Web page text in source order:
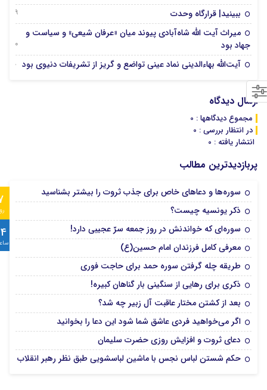
ببینید| قرارگاه وحدت 29 جولای 2026
میراث آیت الله شاه‌آبادی پیوند میان «عرفان شیعی» و سیاست و
جهاد بود
20 جولای 2026
آیت‌الله بهاءالدینی نماد عینی تواضع و گریز از تشریفات دنیوی بود 19 جولای 2026
ارسال دیدگاه
مجموع دیدگاهها : 0
در انتظار بررسی : 0
انتشار یافته : 0
پربازدیدترین مطالب
سوره‌ها و دعاهای خاص برای جذب ثروت را بیشتر بشناسید
ذکر یونسیه چیست؟
سوره‌ای که خواندنش در روز جمعه سرّ عجیبی دارد!
معرفی کامل فرزندان امام حسین(ع)
طریقه چله گرفتن سوره حمد برای حاجت فوری
ذکری برای رهایی از سنگینی بار گناهان کبیره!
بعد از کشتن مختار عاقبت آل زبیر چه شد؟
اگر می‌خواهید فردی عاشق شما شود این دعا را بخوانید
دعای ثروت و افزایش روزی حضرت سلیمان
حکم شستن لباس نجس با ماشین لباسشویی طبق نظر رهبر انقلاب